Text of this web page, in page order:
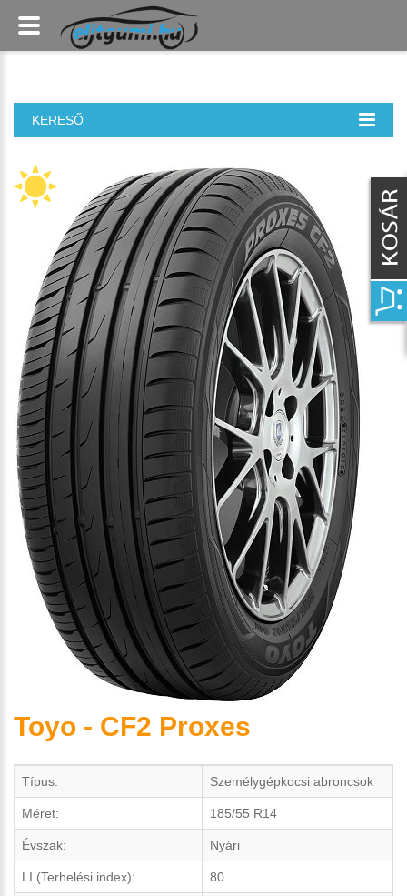
KERESŐ
Toyo - CF2 Proxes
Típus: Személygépkocsi abroncsok
Méret: 185/55 R14
Évszak: Nyári
LI (Terhelési index): 80